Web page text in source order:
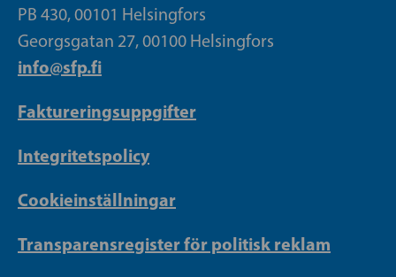
PB 430, 00101 Helsingfors
Georgsgatan 27, 00100 Helsingfors
info@sfp.fi
Faktureringsuppgifter
Integritetspolicy
Cookieinställningar
Transparensregister för politisk reklam